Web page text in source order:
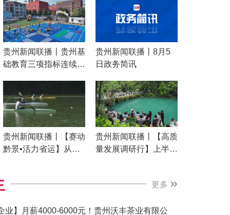
贵州新闻联播丨贵州基
础教育三项指标连续多
成绩单
贵州新闻联播丨8月5
日政务简讯
贵州新闻联播丨【赛动
黔景•活力省运】从领
贵州新闻联播丨【高质
量发展调研行】上半年
动能
更多
业】月薪4000-6000元！贵州沃丰茶业有限公